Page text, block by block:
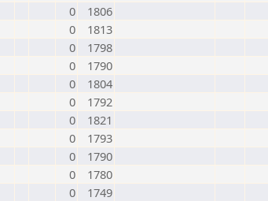
0
1806
0
1813
0
1798
0
1790
0
1804
0
1792
0
1821
0
1793
0
1790
0
1780
0
1749